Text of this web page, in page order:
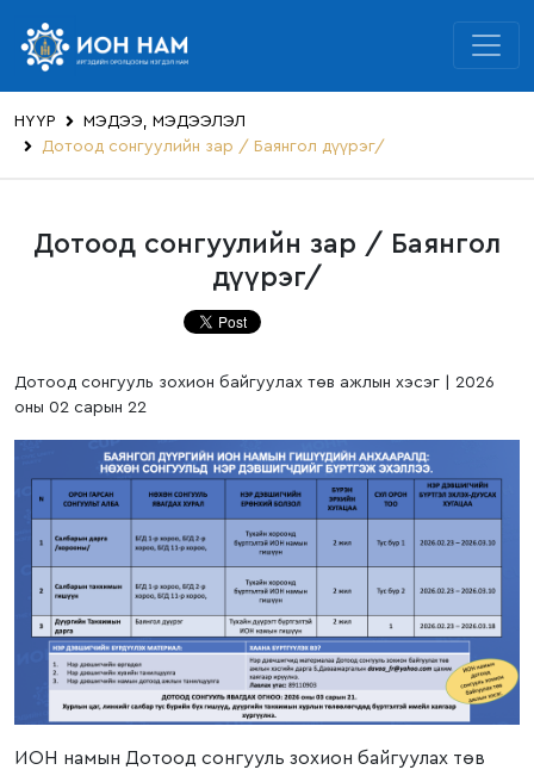
НҮҮР
МЭДЭЭ, МЭДЭЭЛЭЛ
Дотоод сонгуулийн зар / Баянгол дүүрэг/
Дотоод сонгуулийн зар / Баянгол
дүүрэг/
Дотоод сонгууль зохион байгуулах төв ажлын хэсэг | 2026
оны 02 сарын 22
ИОН намын Дотоод сонгууль зохион байгуулах төв